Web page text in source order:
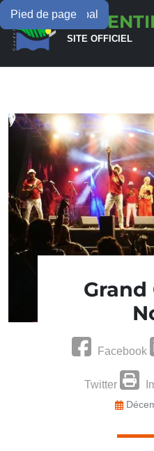
Menu principal
Contenu principal
Pied de page
SITE OFFICIEL
Facebook
Twitter